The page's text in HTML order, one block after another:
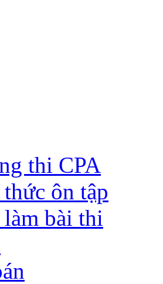
thi CPA
thức ôn tập
làm bài thi